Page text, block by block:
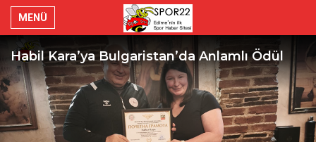
MENÜ
Habil Kara’ya Bulgaristan’da Anlamlı Ödül